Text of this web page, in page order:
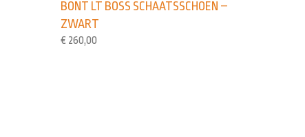
BONT LT BOSS SCHAATSSCHOEN –
ZWART
€ 260,00